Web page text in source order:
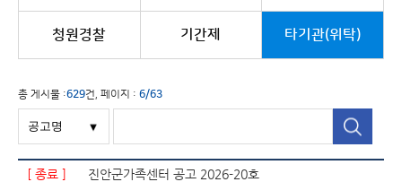
청원경찰 기간제 타기관(위탁)
총 게시물 :629건, 페이지 : 6/63
[ 종료 ]
진안군가족센터 공고 2026-20호